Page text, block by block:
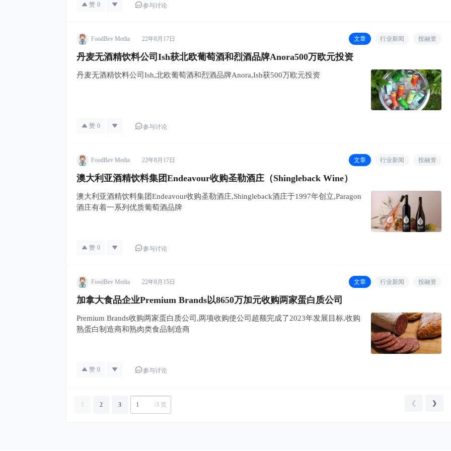
赞 0 参与讨论
FoodBev Media 22年8月17日 文章 行业新闻 投融资
丹麦无酒精饮料公司Ish获北欧葡萄酒和烈酒品牌Anora500万欧元投资
丹麦无酒精饮料公司Ish,北欧葡萄酒和烈酒品牌Anora,Ish获500万欧元投资
赞 0 参与讨论
FoodBev Media 22年8月17日 文章 行业新闻 投融资
澳大利亚酒精饮料集团Endeavour收购圣勒酒庄（Shingleback Wine）
澳大利亚酒精饮料集团Endeavour收购圣勒酒庄,Shingleback酒庄于1997年创立,Paragon
酒庄有着一系列优质葡萄酒品牌
赞 0 参与讨论
FoodBev Media 22年8月15日 文章 行业新闻 投融资
加拿大食品企业Premium Brands以8650万加元收购两家蛋白质公司
Premium Brands收购两家蛋白质公司,两项收购使公司超额完成了2023年发展目标,收购
熟蛋白制造商和熟肉类食品制造商
赞 0 参与讨论
1 2 3 /3 页 ❮ ❯